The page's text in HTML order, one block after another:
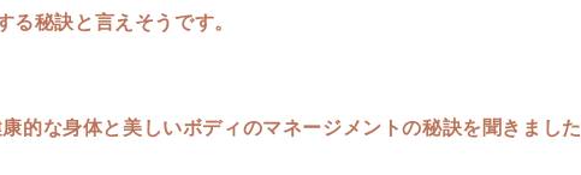
る秘訣と言えそうです。
的な身体と美しいボディのマネージメントの秘訣を聞きまし